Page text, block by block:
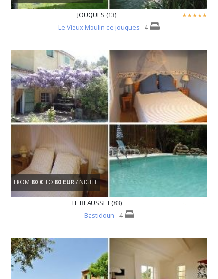
JOUQUES (13)
Le Vieux Moulin de jouques - 4
FROM 80 €TO 80 EUR/ NIGHT
LE BEAUSSET (83)
Bastidoun - 4